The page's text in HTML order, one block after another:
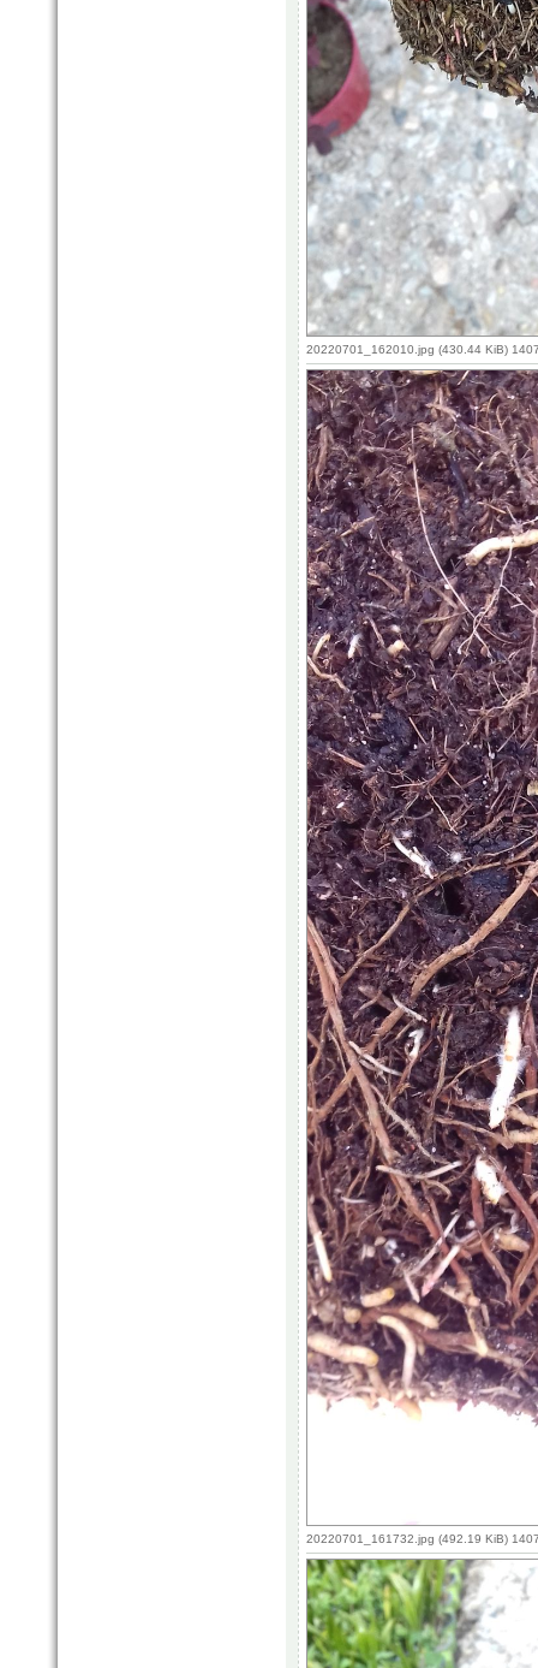
20220701_162010.jpg (430.44 KiB)
20220701_161732.jpg (492.19 KiB)